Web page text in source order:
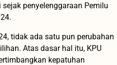
penyelenggaraan Pemilu
tidak ada satu pun perubahan
Atas dasar hal itu, KPU
kepatuhan